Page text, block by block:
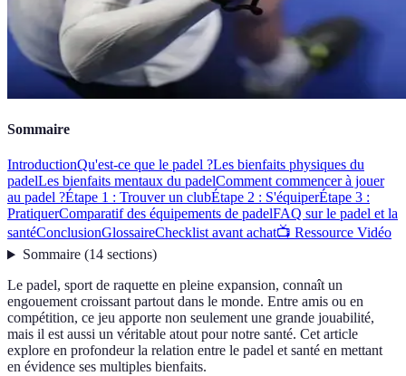
Sommaire
IntroductionQu'est-ce que le padel ?Les bienfaits physiques du
padelLes bienfaits mentaux du padelComment commencer à jouer
au padel ?Étape 1 : Trouver un clubÉtape 2 : S'équiperÉtape 3 :
PratiquerComparatif des équipements de padelFAQ sur le padel et la
santéConclusionGlossaireChecklist avant achat📺 Ressource Vidéo
Sommaire(14 sections)
Le padel, sport de raquette en pleine expansion, connaît un
engouement croissant partout dans le monde. Entre amis ou en
compétition, ce jeu apporte non seulement une grande jouabilité,
mais il est aussi un véritable atout pour notre santé. Cet article
explore en profondeur la relation entre le padel et santé en mettant
en évidence ses multiples bienfaits.